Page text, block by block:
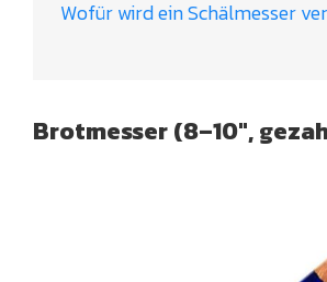
Wofür wird ein Schälmesser
Brotmesser (8–10″,